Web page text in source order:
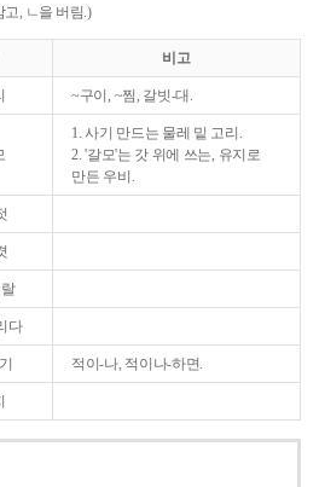
, ㄴ을 버림.)
비고
~구이, ~찜, 갈빗-대.
1. 사기 만드는 물레 밑 고리.
2. '갈모'는 갓 위에 쓰는, 유지로
만든 우비.
다
적이-나, 적이나-하면.